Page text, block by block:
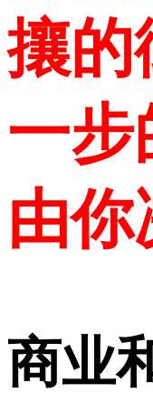
攘的
一步
由你
商业